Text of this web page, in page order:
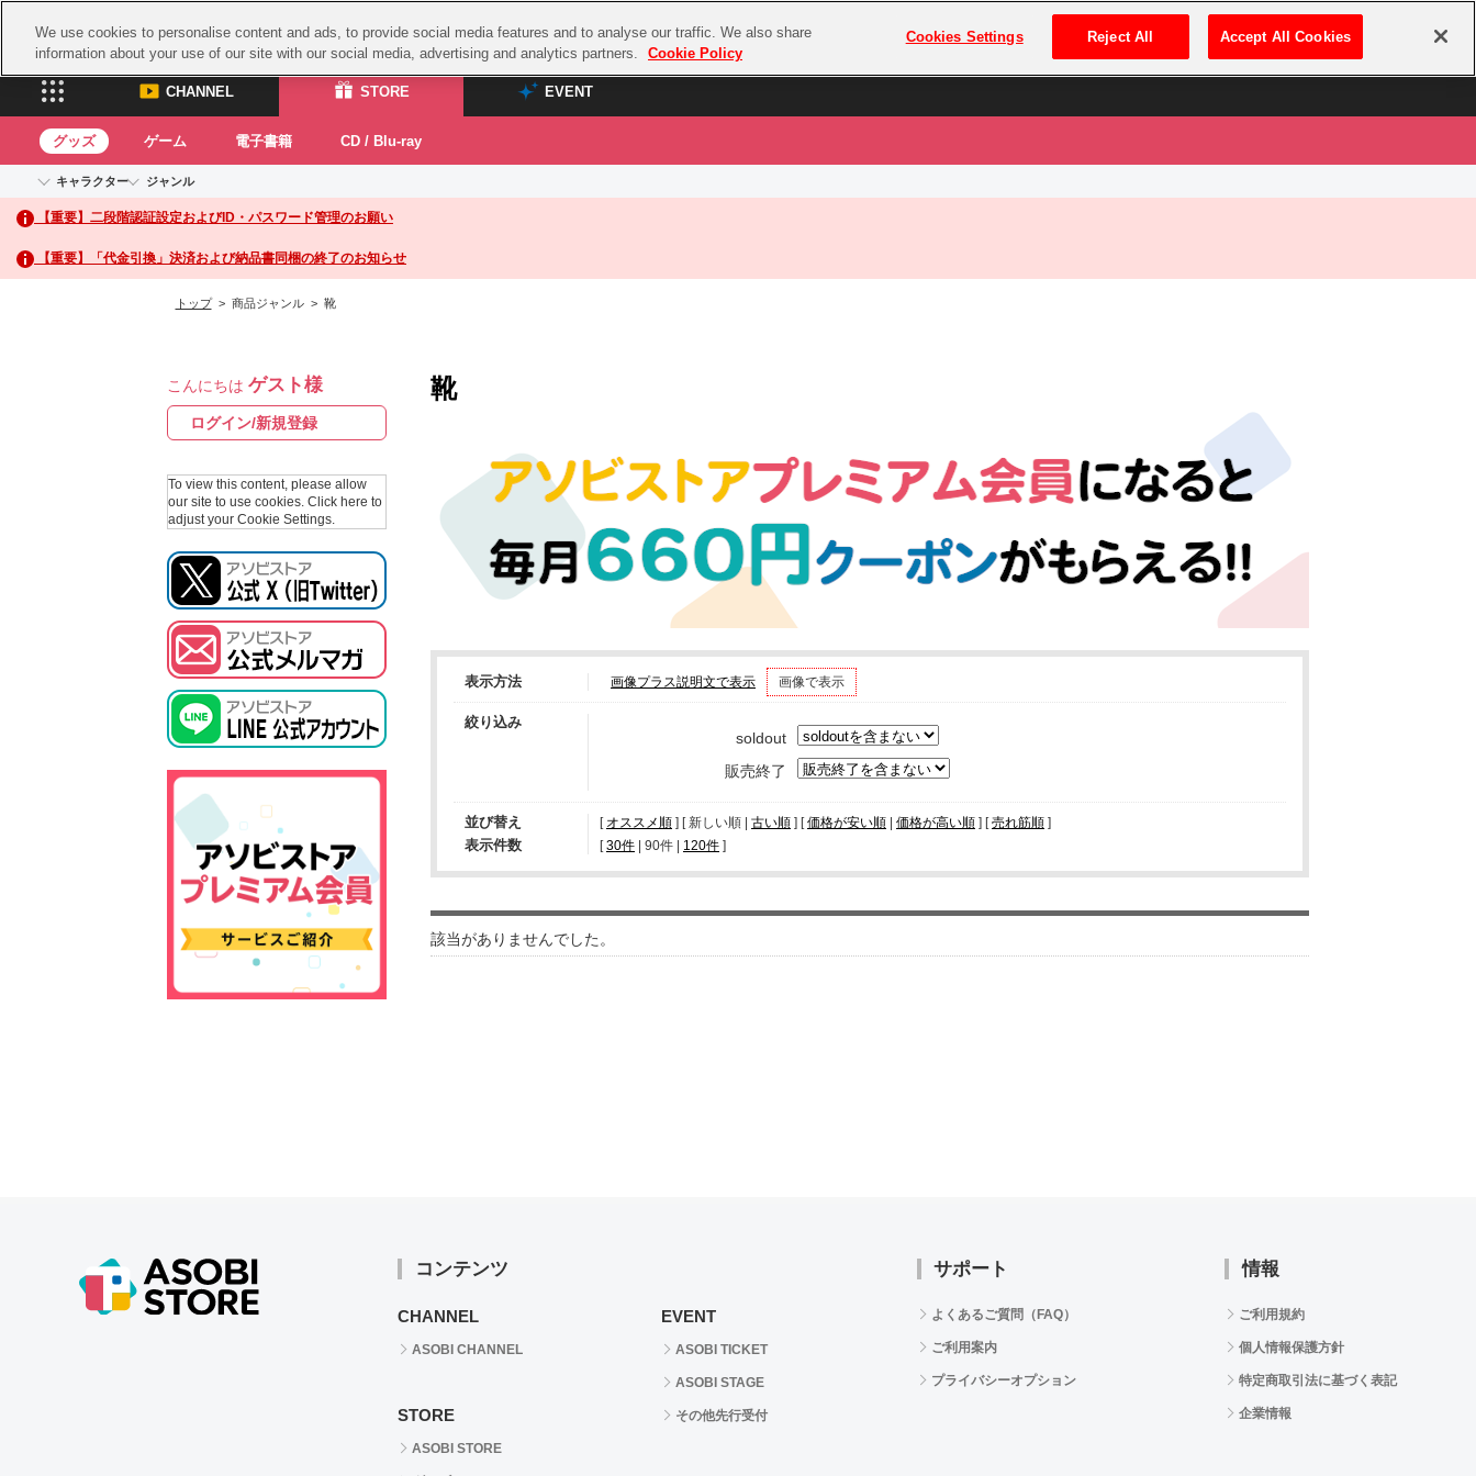
プレミアム会員とは ログイン・新規登録
CHANNEL STORE EVENT
CHANNEL
ASOBI CHANNEL TOP
STORE
ASOBI STORE TOP
グッズ
CD / Blu-ray
EVENT
ASOBI STAGE
グッズ ゲーム 電子書籍 CD / Blu-ray
キャラクター
アイドルマスターシリーズ
アイドルマスター
アイドルマスター シンデレラガールズ
アイドルマスター ミリオンライブ！
プロジェクトアイマス ヴイアライヴ
テイルズ オブ シリーズ
スサノオマジック
ドラゴンボール
ラブライブ！サンシャイン‼
ジャンル
イベントグッズ
トイ・ホビー
【重要】二段階認証設定およびID・パスワード管理のお願い
【重要】「代金引換」決済および納品書同梱の終了のお知らせ
トップ> 商品ジャンル > 靴
こんにちは ゲスト様
ログイン/新規登録
To view this content, please allow
our site to use cookies. Click here to
adjust your Cookie Settings.
靴
表示方法 画像プラス説明文で表示 画像で表示
絞り込み
soldout
販売終了
並び替え [ オススメ順 ] [ 新しい順 | 古い順 ] [価格が安い順 | 価格が高い順 ] [売れ筋順 ]
表示件数 [ 30件 | 90件 | 120件 ]
該当がありませんでした。
コンテンツ
CHANNEL
ASOBI CHANNEL
STORE
ASOBI STORE
EVENT
ASOBI TICKET
ASOBI STAGE
その他先行受付
サポート
よくあるご質問（FAQ）
ご利用案内
プライバシーオプション
情報
ご利用規約
個人情報保護方針
特定商取引法に基づく表記
企業情報
We use cookies to personalise content and ads, to provide social media features and to analyse our traffic. We also share
information about your use of our site with our social media, advertising and analytics partners.
Cookie Policy
Cookies Settings Reject All Accept All Cookies